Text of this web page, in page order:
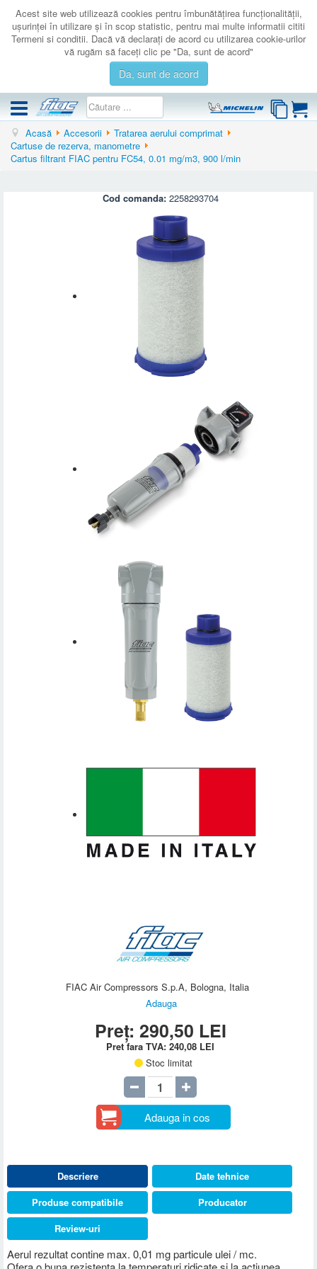
Acest site web utilizează cookies pentru îmbunătăţirea funcţionalităţii,
uşurinţei în utilizare şi în scop statistic, pentru mai multe informatii cititi
Termeni si conditii. Dacă vă declaraţi de acord cu utilizarea cookie-urilor
vă rugăm să faceţi clic pe "Da, sunt de acord"
Da, sunt de acord
COMPRESOARE
ACCESORII
AUTENTIFICARE
Acasă Accesorii
Tratarea aerului comprimat
Cartuse de rezerva, manometre
Cartus filtrant FIAC pentru FC54, 0.01 mg/m3, 900 l/min
Cod comanda: 2258293704
FIAC Air Compressors S.p.A, Bologna, Italia
Adauga
Preț: 290,50 LEI
Pret fara TVA:240,08 LEI
Stoc limitat
Adauga in cos
Descriere
Aerul rezultat contine max. 0,01 mg particule ulei / mc.
Date tehnice
Produse compatibile
Producator
Review-uri